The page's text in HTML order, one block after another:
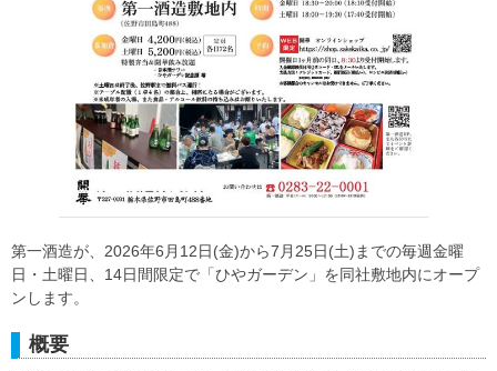
第一酒造が、2026年6月12日(金)から7月25日(土)までの毎週金曜
日・土曜日、14日間限定で「ひやガーデン」を同社敷地内にオープ
ンします。
概要